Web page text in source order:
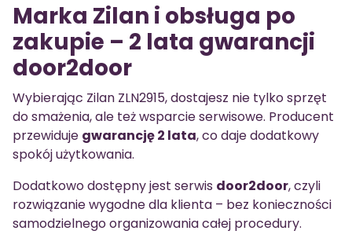
Marka Zilan i obsługa po
zakupie – 2 lata gwarancji
door2door
Wybierając Zilan ZLN2915, dostajesz nie tylko sprzęt
do smażenia, ale też wsparcie serwisowe. Producent
przewiduje gwarancję 2 lata, co daje dodatkowy
spokój użytkowania.
Dodatkowo dostępny jest serwis door2door, czyli
rozwiązanie wygodne dla klienta – bez konieczności
samodzielnego organizowania całej procedury.